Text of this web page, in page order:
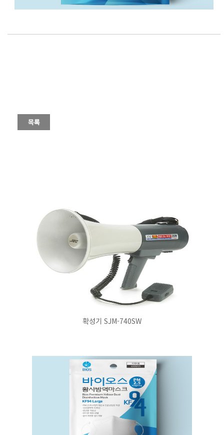
확성기 SJM-740SW